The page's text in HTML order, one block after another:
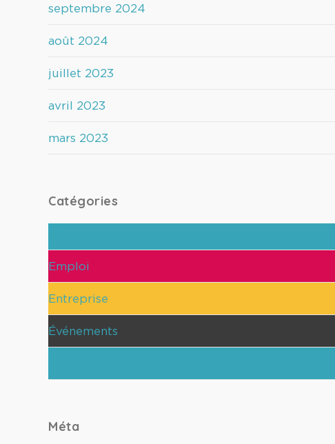
septembre 2024
août 2024
juillet 2023
avril 2023
mars 2023
Catégories
Emploi
Entreprise
Événements
Méta